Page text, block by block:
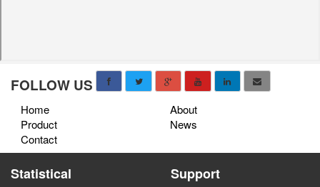
FOLLOW US
Home
About
Product
News
Contact
Statistical Support